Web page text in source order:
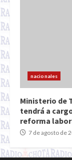
nacionales
Ministerio de
tendrá a
reforma
7 de agosto de